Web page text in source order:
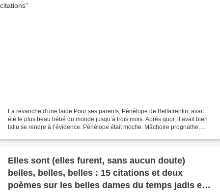
La revanche d'une laide Pour ses parents, Pénélope de Bellatrentin, avait
été le plus beau bébé du monde jusqu’à trois mois. Après quoi, il avait bien
fallu se rendre à l’évidence. Pénélope était moche. Mâchoire prognathe,
Elles sont (elles furent, sans aucun doute)
belles, belles, belles : 15 citations et deux
poèmes sur les belles dames du temps jadis et